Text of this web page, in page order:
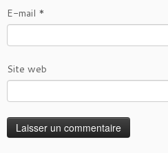
E-mail *
Site web